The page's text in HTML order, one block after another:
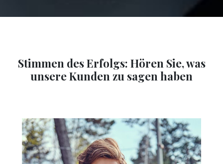
Stimmen des Erfolgs: Hören Sie, was
unsere Kunden zu sagen haben